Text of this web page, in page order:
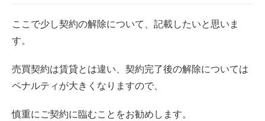
ここで少し契約の解除について、記載したいと思いま
す。
売買契約は賃貸とは違い、契約完了後の解除については
ペナルティが大きくなりますので、
慎重にご契約に臨むことをお勧めします。